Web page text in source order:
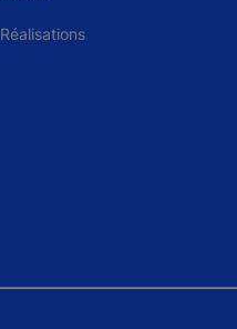
Réalisations